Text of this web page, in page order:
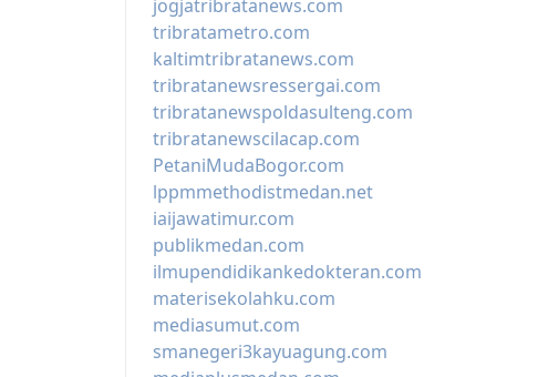
jogjatribratanews.com
tribratametro.com
kaltimtribratanews.com
tribratanewsressergai.com
tribratanewspoldasulteng.com
tribratanewscilacap.com
PetaniMudaBogor.com
lppmmethodistmedan.net
iaijawatimur.com
publikmedan.com
ilmupendidikankedokteran.com
materisekolahku.com
mediasumut.com
smanegeri3kayuagung.com